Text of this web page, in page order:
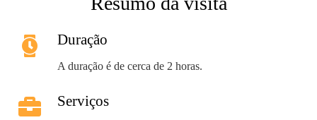
Duração
A duração é de cerca de 2 horas.
Serviços